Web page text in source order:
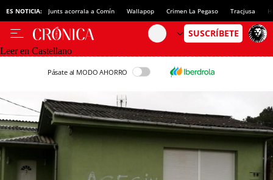
ES NOTICIA: Junts acorrala a Comín Wallapop Crimen La Pegaso Tracjusa
Leer en Castellano
Pásate al MODO AHORRO